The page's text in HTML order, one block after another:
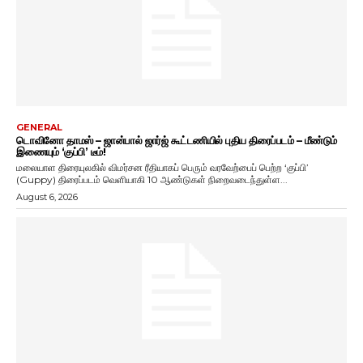
GENERAL
டொவினோ தாமஸ் – ஜான்பால் ஜார்ஜ் கூட்டணியில் புதிய திரைப்படம் – மீண்டும்
இணையும் ‘குப்பி’ டீம்!
மலையாள திரையுலகில் விமர்சன ரீதியாகப் பெரும் வரவேற்பைப் பெற்ற ‘குப்பி’
(Guppy) திரைப்படம் வெளியாகி 10 ஆண்டுகள் நிறைவடைந்துள்ள...
August 6, 2026